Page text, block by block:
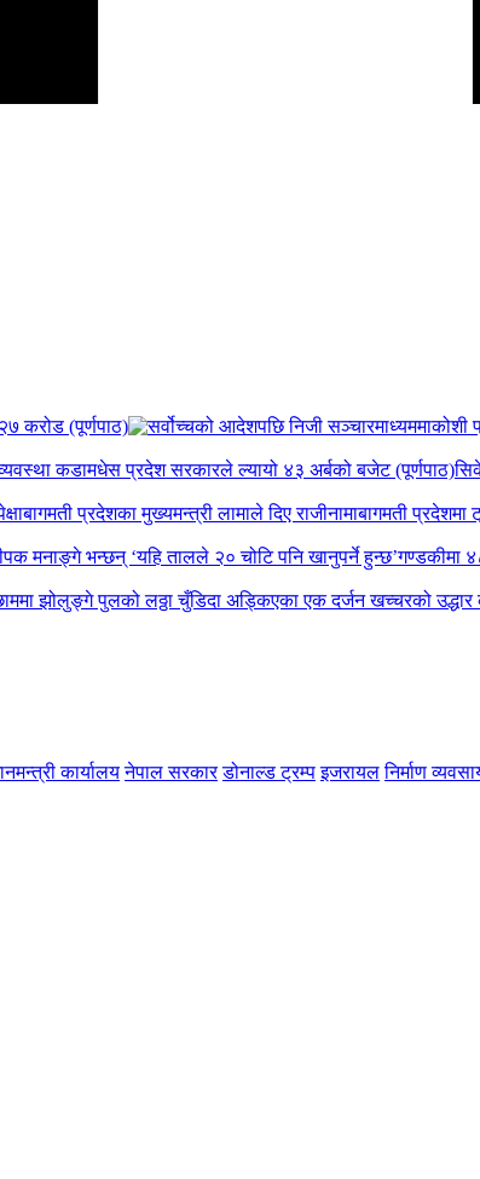
करोड (पूर्णपाठ)
कोशी
कडामधेस प्रदेश सरकारले ल्यायो ४३ अर्बको बजेट (पूर्णपाठ)
बागमती प्रदेशका मुख्यमन्त्री लामाले दिए राजीनामाबागमती प्रदेशमा
मनाङ्गे भन्छन् ‘यहि तालले २० चोटि पनि खानुपर्ने हुन्छ’गण्डकीमा
झोलुङ्गे पुलको लठ्ठा चुँडिदा अड्किएका एक दर्जन खच्चरको उद्धार
कार्यालय नेपाल सरकार डोनाल्ड ट्रम्प इजरायल निर्माण